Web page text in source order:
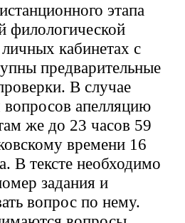
этапа
филологической
кабинетах с
предварительные
В случае
вопросов апелляцию
же до 23 часов 59
времени 16
В тексте необходимо
задания и
вопрос по нему.